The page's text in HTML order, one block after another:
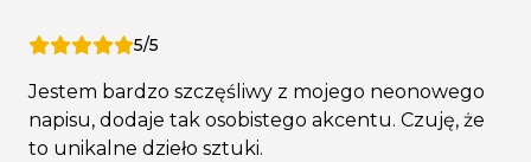
5/5
Jestem bardzo szczęśliwy z mojego neonowego
napisu, dodaje tak osobistego akcentu. Czuję, że
to unikalne dzieło sztuki.